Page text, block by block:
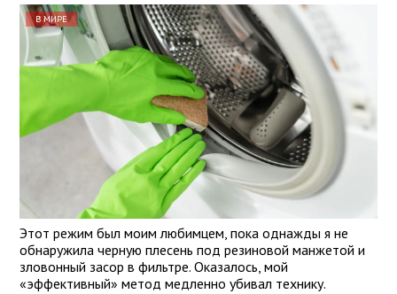
В МИРЕ
Этот режим был моим любимцем, пока однажды я не
обнаружила черную плесень под резиновой манжетой и
зловонный засор в фильтре. Оказалось, мой
«эффективный» метод медленно убивал технику.